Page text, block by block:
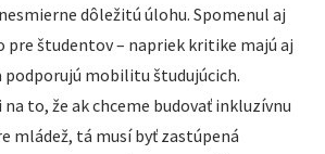
dôležitú úlohu. Spomenul aj
pre študentov – napriek kritike majú aj
mobilitu študujúcich.
na to, že ak chceme budovať inkluzívnu
mládež, tá musí byť zastúpená